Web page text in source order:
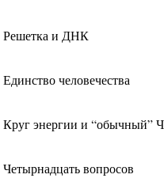
Решетка и ДНК
Единство человечества
Круг энергии и “обычный”
Четырнадцать вопросов